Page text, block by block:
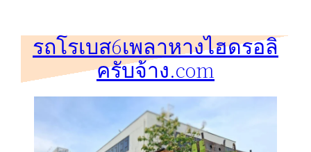
รถโรเบส6เพลาหางไฮดรอลิ
ครับจ้าง.com